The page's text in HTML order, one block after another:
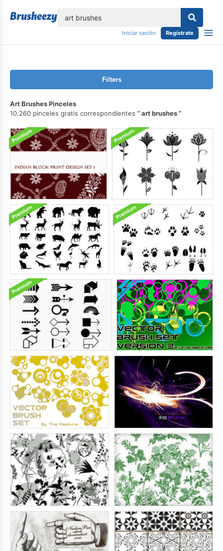
Iniciar sesión Regístrate
Filters
Art Brushes Pinceles
10.260 pinceles gratis correspondientes
art brushes